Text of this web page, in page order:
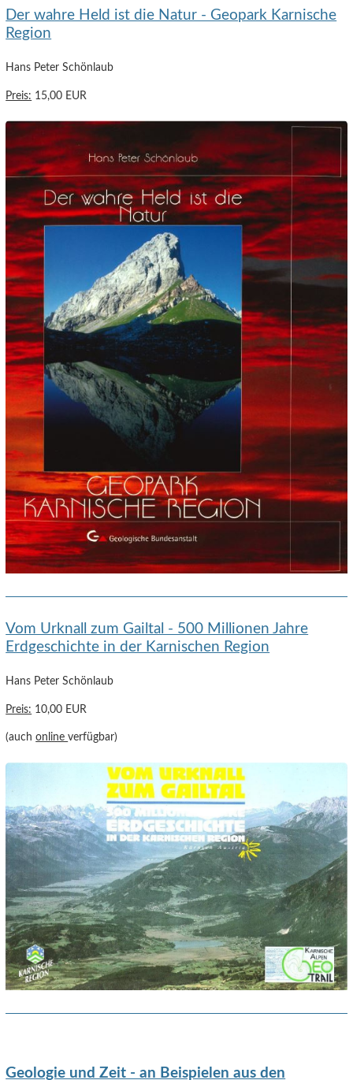
Der wahre Held ist die Natur - Geopark Karnische
Region
Hans Peter Schönlaub
Preis: 15,00 EUR
Vom Urknall zum Gailtal - 500 Millionen Jahre
Erdgeschichte in der Karnischen Region
Hans Peter Schönlaub
Preis: 10,00 EUR
(auchonlineverfügbar)
Geologie und Zeit - an Beispielen aus den